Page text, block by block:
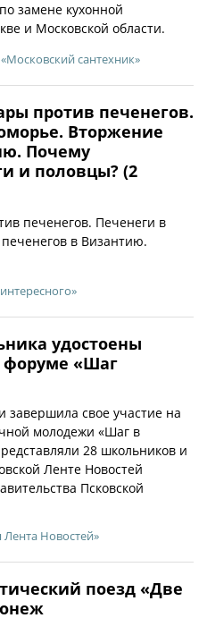
замене кухонной
и Московской области.
сантехник»
против печенегов.
Вторжение
Почему
и половцы? (2
печенегов. Печенеги в
в Византию.
удостоены
форуме «Шаг
завершила свое участие на
молодежи «Шаг в
28 школьников и
Ленте Новостей
Псковской
Лента Новостей»
поезд «Две